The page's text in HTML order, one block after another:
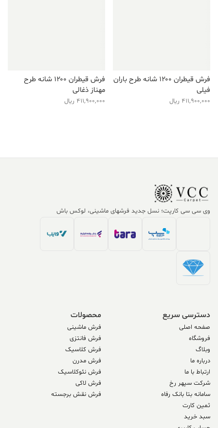
فرش قیطران ۱۲۰۰ شانه طرح باران
فیلی
411,900,000 ریال
فرش قیطران ۱۲۰۰ شانه طرح
مهناز ذغالی
411,900,000 ریال
وی سی سی کارپت؛ نسل جدید فرشهای ماشینی، لوکس باش
دسترسی سریع
صفحه اصلی
فروشگاه
وبلاگ
درباره ما
ارتباط با ما
شرکت سپهر رخ
سامانه بتا بانک رفاه
ثمین کارت
سبد خرید
محصولات
فرش ماشینی
فرش فانتزی
فرش کلاسیک
فرش مدرن
فرش نئوکلاسیک
فرش لاکی
فرش نقش برجسته